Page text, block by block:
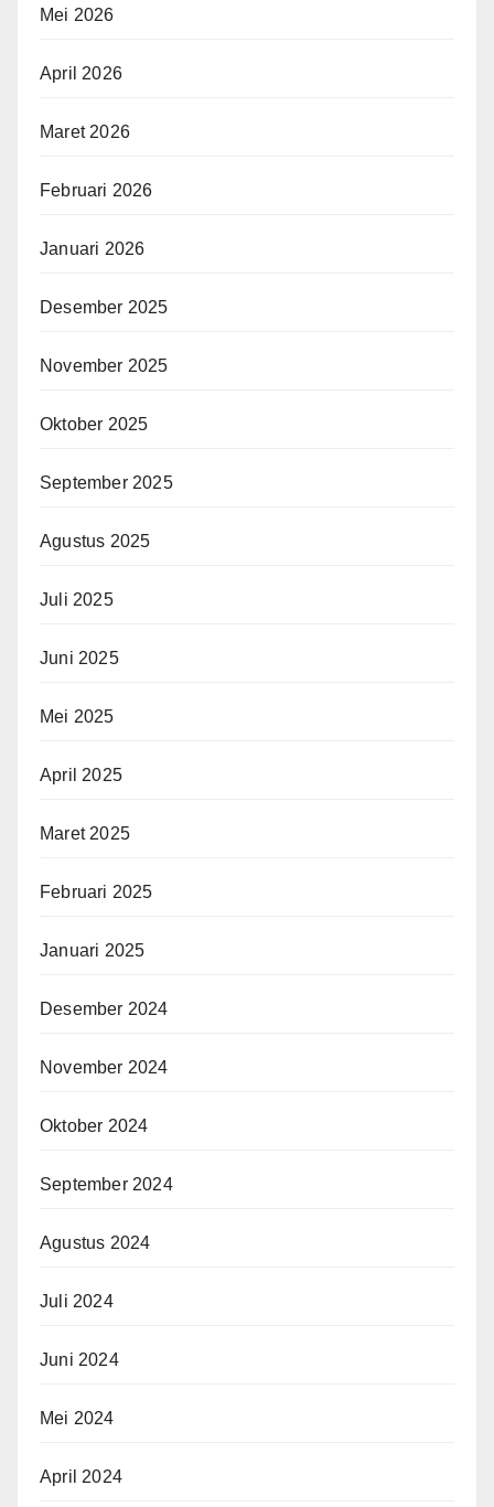
Mei 2026
April 2026
Maret 2026
Februari 2026
Januari 2026
Desember 2025
November 2025
Oktober 2025
September 2025
Agustus 2025
Juli 2025
Juni 2025
Mei 2025
April 2025
Maret 2025
Februari 2025
Januari 2025
Desember 2024
November 2024
Oktober 2024
September 2024
Agustus 2024
Juli 2024
Juni 2024
Mei 2024
April 2024